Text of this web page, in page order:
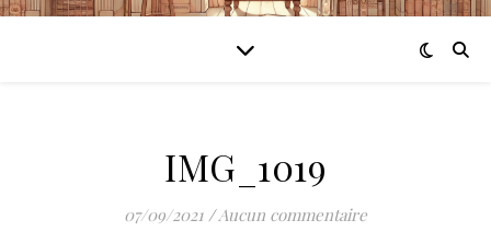
IMG_1019
07/09/2021 /Aucun commentaire